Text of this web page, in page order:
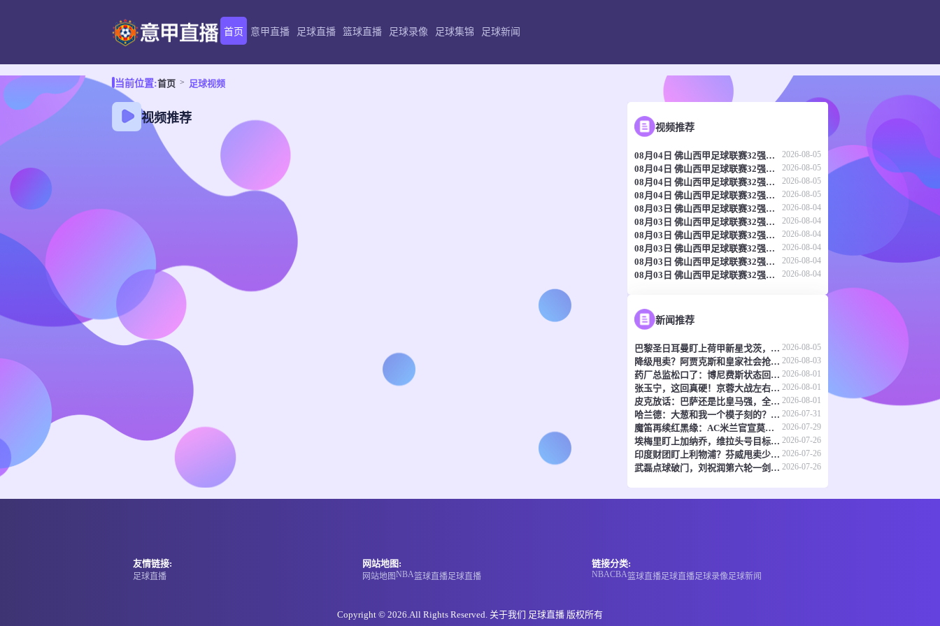
首页 意甲直播 足球直播 篮球直播 足球录像 足球集锦 足球新闻
当前位置:首页 足球视频
视频推荐
视频推荐
08月04日 佛山西甲足球联赛32强淘汰赛 肇庆恒骏成 VS 三七互娱 全场录像 2026-08-05
08月04日 佛山西甲足球联赛32强淘汰赛 广东西南建设 VS 香港圣徒 全场录像 2026-08-05
08月04日 佛山西甲足球联赛32强淘汰赛 贪玩游戏 VS 美的薪火 全场录像 2026-08-05
08月04日 佛山西甲足球联赛32强淘汰赛 藝品高國際 VS 湛江狂狼·粵辉能源 全场录像 2026-08-05
08月03日 佛山西甲足球联赛32强淘汰赛 广东客家青年 VS 广州英华思力U17 全场录像 2026-08-04
08月03日 佛山西甲足球联赛32强淘汰赛 广州求信 VS 顺德新青年 全场录像 2026-08-04
08月03日 佛山西甲足球联赛32强淘汰赛 大塘控股 VS 茂名市点都得 全场录像 2026-08-04
08月03日 佛山西甲足球联赛32强淘汰赛 广州蜀地红 VS 广州戴拿模 全场录像 2026-08-04
08月03日 佛山西甲足球联赛32强淘汰赛 广东凤铝 VS 湛江八部科技 全场录像 2026-08-04
08月03日 佛山西甲足球联赛32强淘汰赛 三水乐民兴健力宝 VS 中国澳门澳科精英 全场录像 2026-08-04
新闻推荐
巴黎圣日耳曼盯上荷甲新星戈茨，4500万欧起步，这笔买卖值不值？ 2026-08-05
降级甩卖？阿贾克斯和皇家社会抢着要阿尔瓦雷斯 2026-08-03
药厂总监松口了：博尼费斯状态回暖，态度确实没得挑 2026-08-01
张玉宁，这回真硬！京蓉大战左右开弓，中超第20轮最佳非他莫属 2026-08-01
皮克放话：巴萨还是比皇马强，全队已经吃透了弗里克的套路 2026-08-01
哈兰德：大葱和我一个模子刻的？这届网友太会玩了 2026-07-31
魔笛再续红黑缘：AC米兰官宣莫德里奇留队至2027年 2026-07-29
埃梅里盯上加纳乔，维拉头号目标已不是秘密 2026-07-26
印度财团盯上利物浦？芬威甩卖少数股权，估值直冲60亿刀 2026-07-26
武磊点球破门，刘祝润第六轮一剑封喉，海港5-4险胜深圳挺进八强 2026-07-26
友情链接:
足球直播
网站地图:
网站地图NBA篮球直播足球直播
链接分类:
NBACBA篮球直播足球直播足球录像足球新闻
Copyright © 2026.All Rights Reserved. 关于我们 足球直播 版权所有